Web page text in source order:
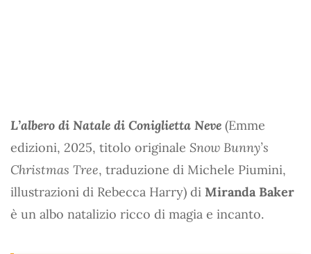
L’albero di Natale di Coniglietta Neve (Emme
edizioni, 2025, titolo originale Snow Bunny’s
Christmas Tree, traduzione di Michele Piumini,
illustrazioni di Rebecca Harry) di Miranda Baker
è un albo natalizio ricco di magia e incanto.